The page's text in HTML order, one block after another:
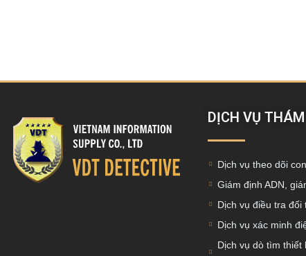
DỊCH VỤ
Dịch vụ theo dõi
Giám định ADN,
Dịch vụ điều tra đối
Dịch vụ xác minh
Dịch vụ dò tìm thiết